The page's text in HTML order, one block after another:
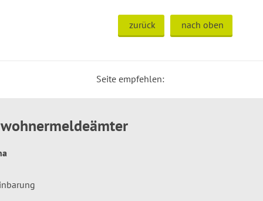
zurück nach oben
Seite empfehlen: